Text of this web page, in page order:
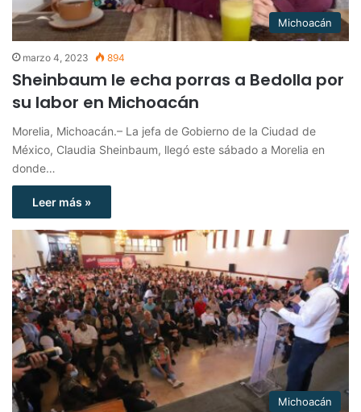
Michoacán
marzo 4, 2023 894
Sheinbaum le echa porras a Bedolla por
su labor en Michoacán
Morelia, Michoacán.– La jefa de Gobierno de la Ciudad de
México, Claudia Sheinbaum, llegó este sábado a Morelia en
donde…
Leer más »
Michoacán